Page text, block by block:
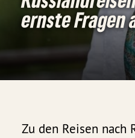
ernste Fragen
Zu den Reisen nach